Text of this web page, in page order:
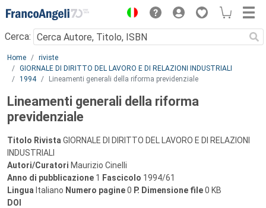
Menu
Cerca:
Main content
Home
riviste
GIORNALE DI DIRITTO DEL LAVORO E DI RELAZIONI INDUSTRIALI
1994
Lineamenti generali della riforma previdenziale
Lineamenti generali della riforma
previdenziale
Titolo Rivista GIORNALE DI DIRITTO DEL LAVORO E DI RELAZIONI
INDUSTRIALI
Autori/Curatori Maurizio Cinelli
Anno di pubblicazione 1 Fascicolo 1994/61
Lingua Italiano Numero pagine0 P. Dimensione file0 KB
DOI